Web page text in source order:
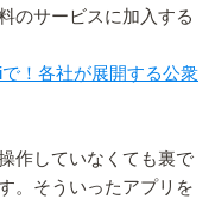
のサービスに加入する
！各社が展開する公衆
作していなくても裏で
。そういったアプリを